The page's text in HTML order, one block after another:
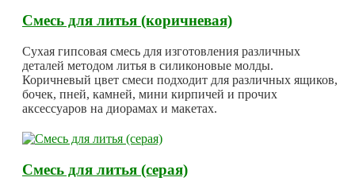
Смесь для литья (коричневая)
Сухая гипсовая смесь для изготовления различных
деталей методом литья в силиконовые молды.
Коричневый цвет смеси подходит для различных ящиков,
бочек, пней, камней, мини кирпичей и прочих
аксессуаров на диорамах и макетах.
Смесь для литья (серая)